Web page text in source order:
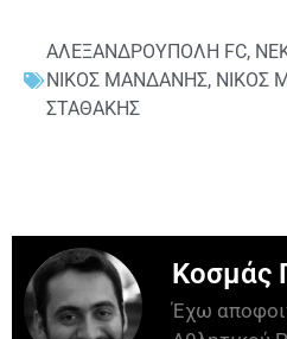
ΑΛΕΞΑΝΔΡΟΥΠΟΛΗ FC,
ΝΙΚΟΣ ΜΑΝΔΑΝΗΣ, ΝΙΚΟΣ
ΣΤΑΘΑΚΗΣ
Κοσμάς
Έχω